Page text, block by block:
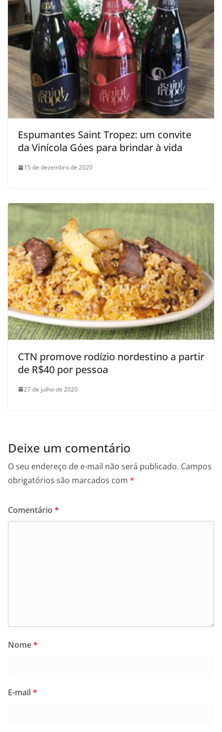
Espumantes Saint Tropez: um convite
da Vinícola Góes para brindar à vida
15 de dezembro de 2020
CTN promove rodízio nordestino a partir
de R$40 por pessoa
27 de julho de 2020
Deixe um comentário
O seu endereço de e-mail não será publicado. Campos
obrigatórios são marcados com *
Comentário *
Nome*
E-mail*